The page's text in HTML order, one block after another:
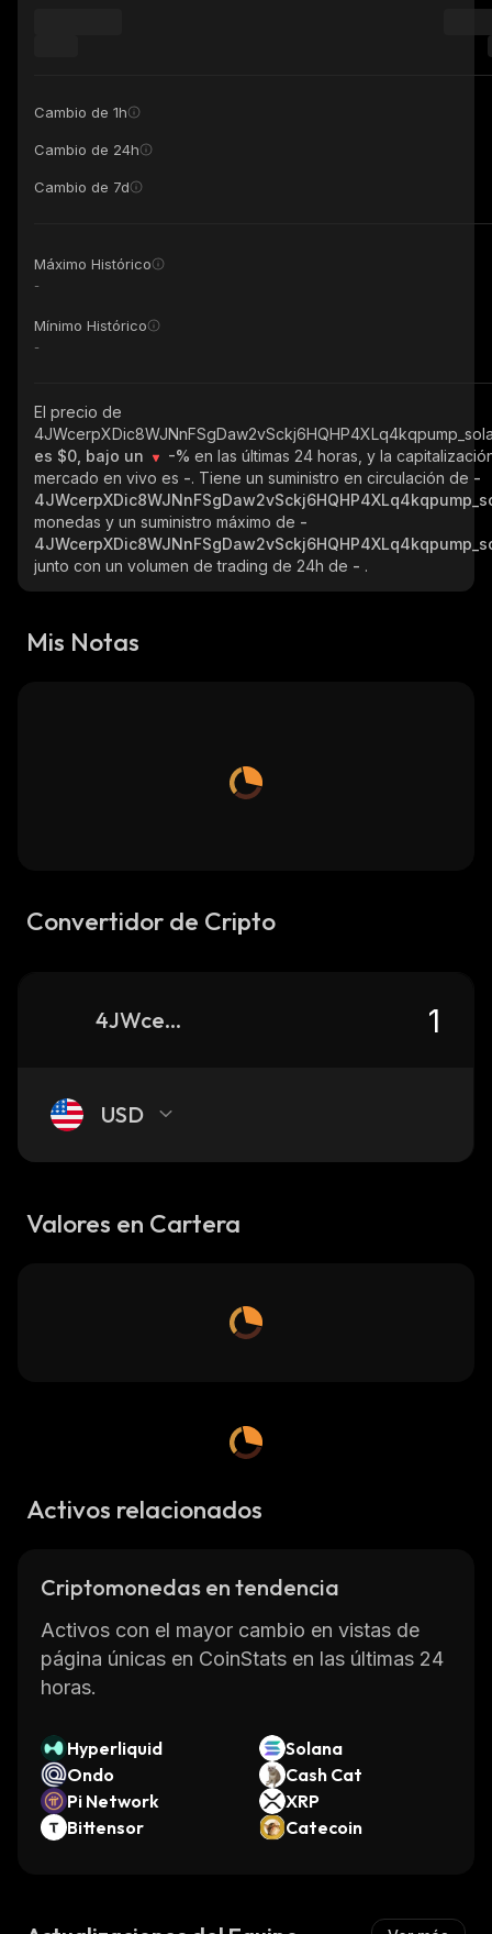
Cambio de 1h
Cambio de 24h
Cambio de 7d
Máximo Histórico
-
Mínimo Histórico
-
El precio de
es $0, bajo un
-% en las últimas 24 horas, y la
mercado en vivo es -. Tiene un suministro en circulación de -
monedas y un suministro máximo de -
junto con un volumen de trading de 24h de - .
Mis Notas
Convertidor de Cripto
4JWcerpXDic8WJNnFSgDaw2vSckj6HQHP4XLq4kqpump_solana
USD
Valores en Cartera
Activos relacionados
Criptomonedas en tendencia
Activos con el mayor cambio en vistas de
página únicas en CoinStats en las últimas 24
horas.
Hyperliquid
Solana
Ondo
Cash Cat
Pi Network
XRP
Bittensor
Catecoin